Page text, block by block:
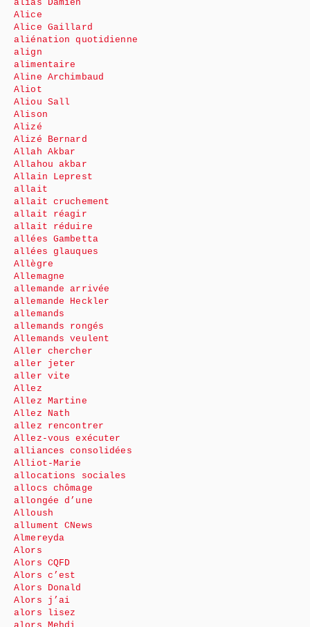
alias Damien
Alice
Alice Gaillard
aliénation quotidienne
align
alimentaire
Aline Archimbaud
Aliot
Aliou Sall
Alison
Alizé
Alizé Bernard
Allah Akbar
Allahou akbar
Allain Leprest
allait
allait cruchement
allait réagir
allait réduire
allées Gambetta
allées glauques
Allègre
Allemagne
allemande arrivée
allemande Heckler
allemands
allemands rongés
Allemands veulent
Aller chercher
aller jeter
aller vite
Allez
Allez Martine
Allez Nath
allez rencontrer
Allez-vous exécuter
alliances consolidées
Alliot-Marie
allocations sociales
allocs chômage
allongée d’une
Alloush
allument CNews
Almereyda
Alors
Alors CQFD
Alors c’est
Alors Donald
Alors j’ai
alors lisez